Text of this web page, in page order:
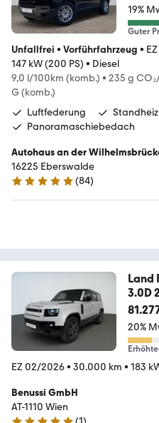
19%
Guter
Unfallfrei • Vorführfahrzeug •
147 kW (200 PS) • Diesel
9,0 l/100km (komb.) • 235 g
G (komb.)
Luftfederung
Panoramaschiebedach
Autohaus an der
16225 Eberswalde
4.8 Sterne
(84)
Land
3.0D
20%
EZ 02/2026• 30.000 km • 183
Benussi GmbH
AT-1110 Wien